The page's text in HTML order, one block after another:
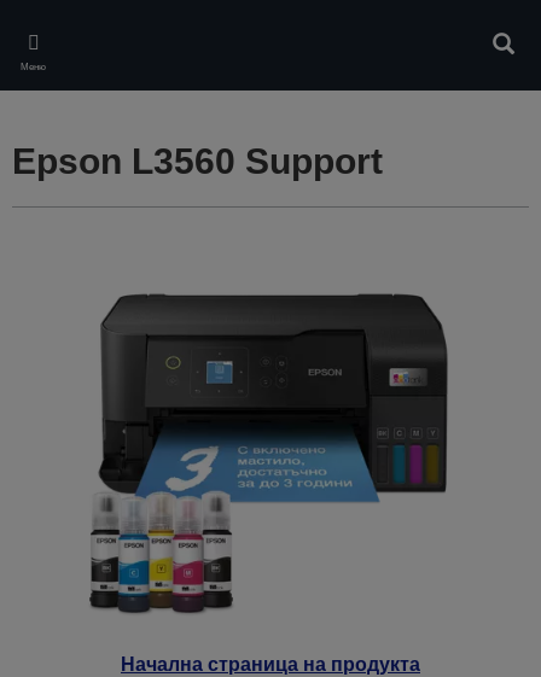
main
content
Меню
Начална страница на продукта
Epson L3560 Support